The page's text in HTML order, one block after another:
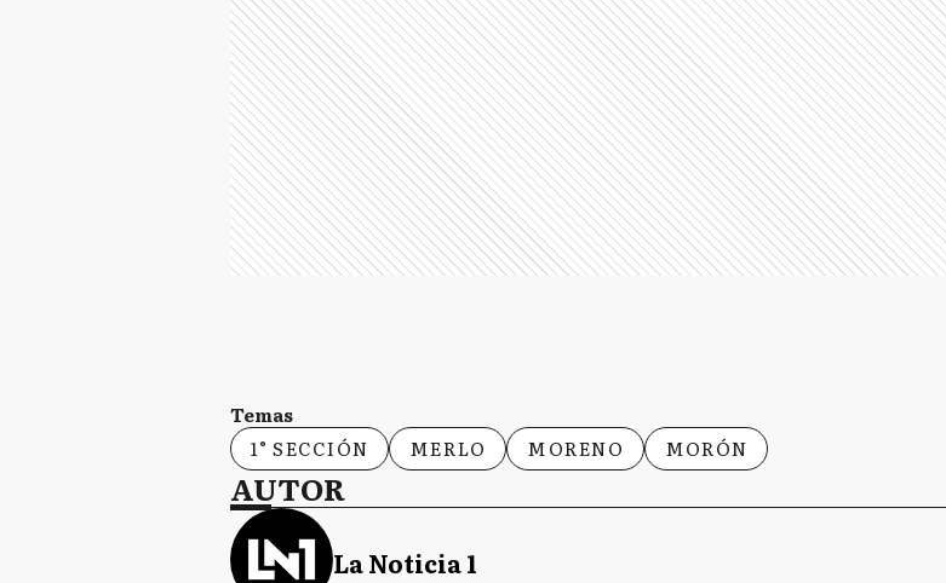
Temas
1° SECCIÓN
MERLO MORENO MORÓN
AUTOR
La Noticia 1